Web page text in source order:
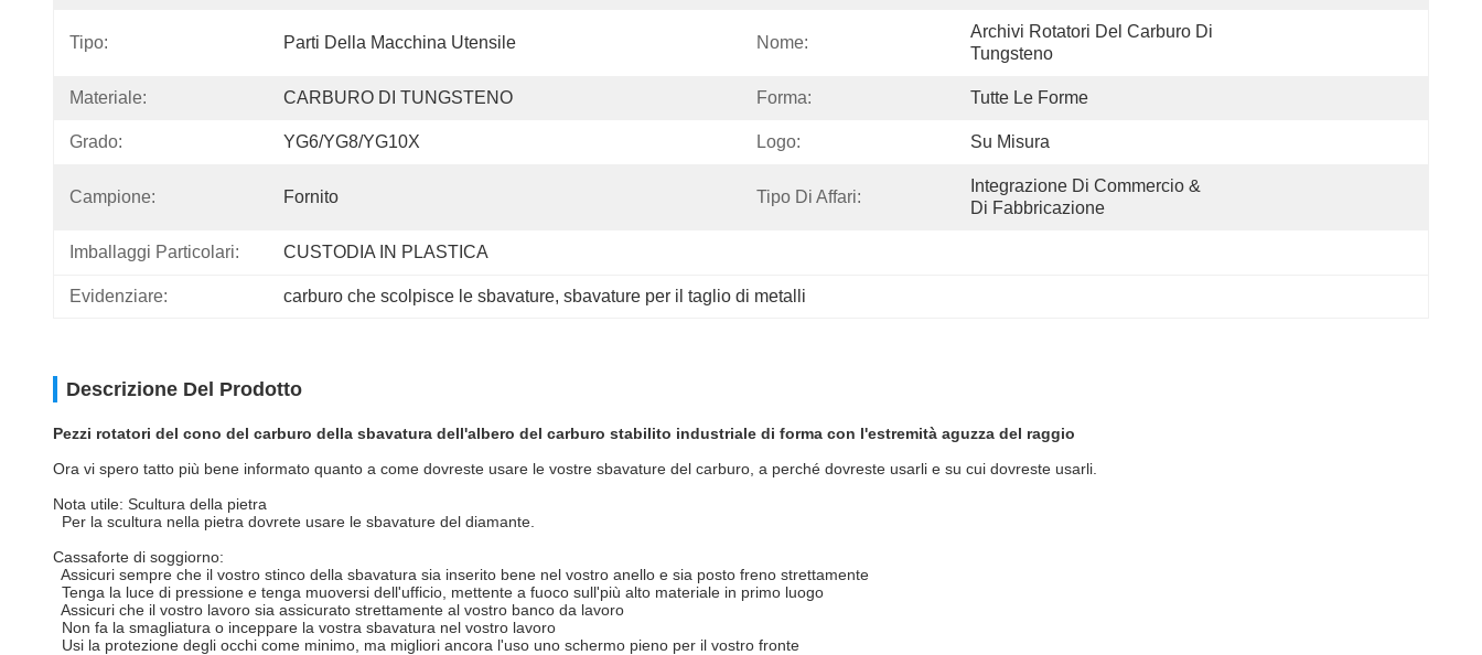
Tipo: Parti Della Macchina Utensile Nome:
Archivi Rotatori Del Carburo Di
Tungsteno
Materiale: CARBURO DI TUNGSTENO Forma: Tutte Le Forme
Grado: YG6/YG8/YG10X Logo: Su Misura
Campione: Fornito Tipo Di Affari:
Integrazione Di Commercio &
Di Fabbricazione
Imballaggi Particolari: CUSTODIA IN PLASTICA
Evidenziare: carburo che scolpisce le sbavature, sbavature per il taglio di metalli
Descrizione Del Prodotto
Pezzi rotatori del cono del carburo della sbavatura dell'albero del carburo stabilito industriale di forma con l'estremità aguzza del raggio
Ora vi spero tatto più bene informato quanto a come dovreste usare le vostre sbavature del carburo, a perché dovreste usarli e su cui dovreste usarli.
Nota utile: Scultura della pietra
Per la scultura nella pietra dovrete usare le sbavature del diamante.
Cassaforte di soggiorno:
Assicuri sempre che il vostro stinco della sbavatura sia inserito bene nel vostro anello e sia posto freno strettamente
Tenga la luce di pressione e tenga muoversi dell'ufficio, mettente a fuoco sull'più alto materiale in primo luogo
Assicuri che il vostro lavoro sia assicurato strettamente al vostro banco da lavoro
Non fa la smagliatura o inceppare la vostra sbavatura nel vostro lavoro
Usi la protezione degli occhi come minimo, ma migliori ancora l'uso uno schermo pieno per il vostro fronte